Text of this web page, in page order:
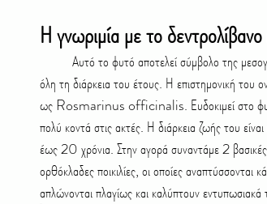
Η γνωριμία με το
όλη τη διάρκεια του έτους. Η επιστημονική
ως Rosmarinus officinalis. Ευδοκιμεί στο
πολύ κοντά στις ακτές. Η διάρκεια ζωής του
έως 20 χρόνια. Στην αγορά συναντάμε 2 βασικές
ορθόκλαδες ποικιλίες, οι οποίες αναπτύσσονται
απλώνονται πλαγίως και καλύπτουν